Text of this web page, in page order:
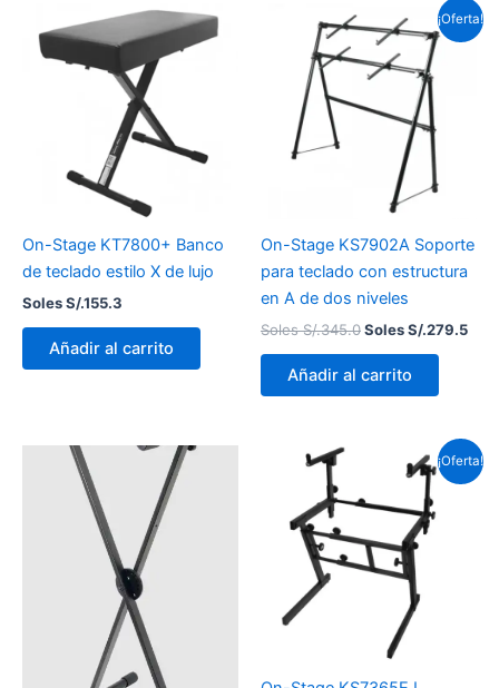
On-Stage KT7800+ Banco
de teclado estilo X de lujo
Soles S/.155.3
Añadir al carrito
¡Oferta!
On-Stage KS7902A Soporte
para teclado con estructura
en A de dos niveles
Soles S/.345.0
precio
original
era:
S/.345.0.
Soles S/.279.5
El
Añadir al carrito
¡Oferta!
precio
era:
S/.534.8.
El